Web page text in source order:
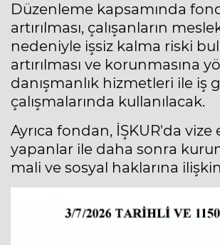
Düzenleme kapsamında
artırılması, çalışanların
nedeniyle işsiz kalma riski
artırılması ve korunmasına
danışmanlık hizmetleri ile iş
çalışmalarında kullanılacak.
Ayrıca fondan, İŞKUR'da
yapanlar ile daha sonra
mali ve sosyal haklarına